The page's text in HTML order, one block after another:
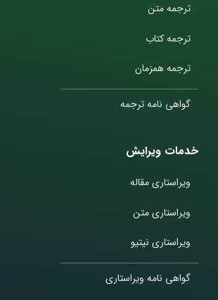
ترجمه متن
ترجمه کتاب
ترجمه همزمان
گواهی نامه ترجمه
خدمات ویرایش
ویراستاری مقاله
ویراستاری متن
ویراستاری نیتیو
گواهی نامه ویراستاری